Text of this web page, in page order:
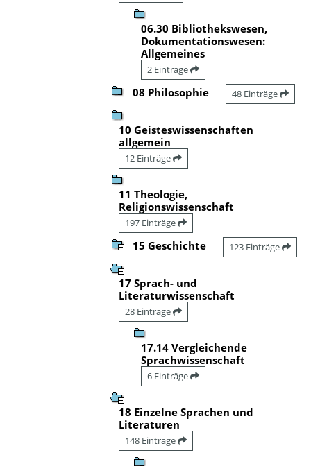
06.30 Bibliothekswesen,
Dokumentationswesen:
Allgemeines
2 Einträge
08 Philosophie 48 Einträge
10 Geisteswissenschaften
allgemein
12 Einträge
11 Theologie,
Religionswissenschaft
197 Einträge
15 Geschichte 123 Einträge
17 Sprach- und
Literaturwissenschaft
28 Einträge
17.14 Vergleichende
Sprachwissenschaft
6 Einträge
18 Einzelne Sprachen und
Literaturen
148 Einträge